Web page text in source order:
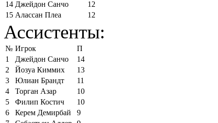
14 Джейдон Санчо
12
15 Алассан Плеа 12
Ассистенты:
№ Игрок
П
1
Джейдон Санчо
14
2
Йозуа Киммих
13
3
Юлиан Брандт
11
4
Торган Азар
10
5
Филип Костич
10
6
Керем Демирбай
9